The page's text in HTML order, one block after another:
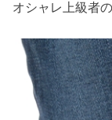
オシャレ上級者